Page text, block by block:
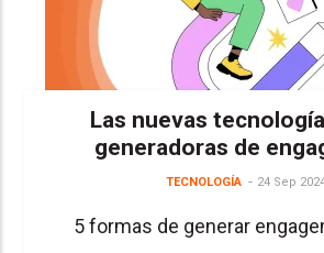
Las nuevas
generadoras de
TECNOLOGÍA 24 Sep
5 formas de generar